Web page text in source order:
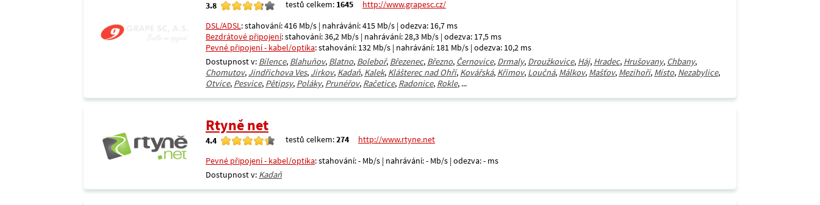
3.8 testů celkem: 1645
http://www.grapesc.cz/
DSL/ADSL: stahování: 416 Mb/s | nahrávání: 415 Mb/s | odezva: 16,7 ms
Bezdrátové připojení: stahování: 36,2 Mb/s | nahrávání: 28,3 Mb/s | odezva: 17,5 ms
Pevné připojení - kabel/optika: stahování: 132 Mb/s | nahrávání: 181 Mb/s | odezva: 10,2 ms
Dostupnost v: Bílence, Blahuňov, Blatno, Boleboř, Březenec, Březno, Černovice, Drmaly, Droužkovice, Háj, Hradec, Hrušovany, Chbany,
Chomutov, Jindřichova Ves, Jirkov, Kadaň, Kalek, Klášterec nad Ohří, Kovářská, Křimov, Loučná, Málkov, Mašťov, Mezihoří, Místo, Nezabylice,
Otvice, Pesvice, Pětipsy, Poláky, Prunéřov, Račetice, Radonice, Rokle, ...
Rtyně net
4.4 testů celkem:274
http://www.rtyne.net
Pevné připojení - kabel/optika: stahování: - Mb/s | nahrávání: - Mb/s | odezva: - ms
Dostupnost v: Kadaň